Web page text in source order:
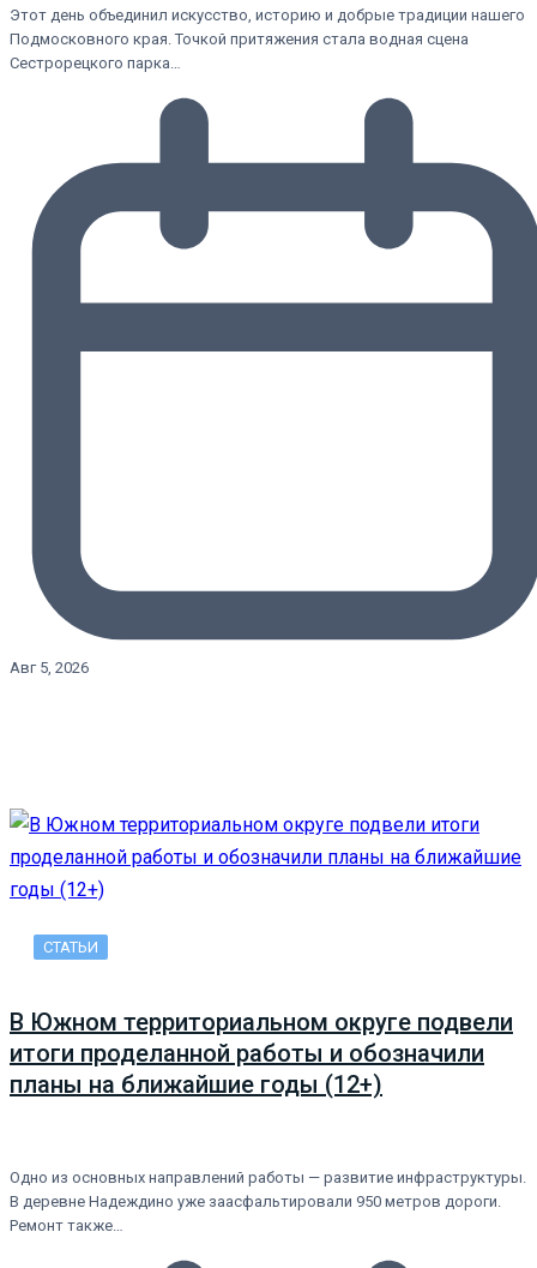
Этот день объединил искусство, историю и добрые традиции нашего
Подмосковного края. Точкой притяжения стала водная сцена
Сестрорецкого парка…
Авг 5, 2026
СТАТЬИ
В Южном территориальном округе подвели
итоги проделанной работы и обозначили
планы на ближайшие годы (12+)
Одно из основных направлений работы — развитие инфраструктуры.
В деревне Надеждино уже заасфальтировали 950 метров дороги.
Ремонт также…